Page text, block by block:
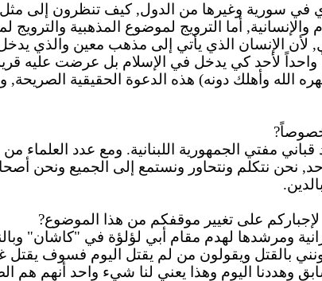
في سورية وغيرها من الدول, كيف تنظرون إلى مثل
أما الترويج لموضوع المذهبية والترويج
الإنسان الذي يأتي إلى مذهب معين والذي
واحداً لأحد كي يدخل في الإسلام بل عرضت
الله وأهلك دونه) هذه الدعوة الحقيقية
خصوصاً?
مفتي الجمهورية اللبنانية. ومع عدد العلماء
نحن نتكلم ونتحاور ونستمع إلى الجميع ونحن
على تغيير موقفكم من هذا الموضوع?
ومرشدها لهدم مقام أبي لؤلؤة في "كاشان"
وهددنا اليوم وهذا يعني لنا شيء واحد أنهم هم